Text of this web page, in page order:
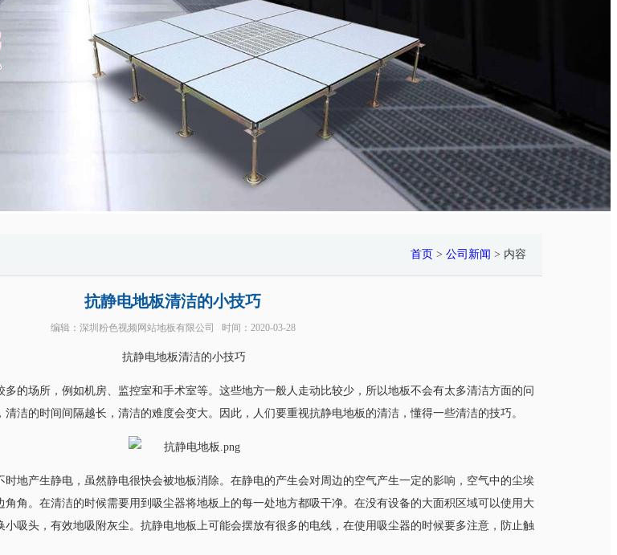
首页 > 公司新闻 > 内容
抗静电地板清洁的小技巧
编辑： 深圳粉色视频网站地板有限公司 时间：2020-03-28
抗静电地板清洁的小技巧
场所，例如机房、监控室和手术室等。这些地方一般人走动比较少，所以地板不会有太多清洁方面的问
清洁的时间间隔越长，清洁的难度会变大。因此，人们要重视抗静电地板的清洁，懂得一些清洁的技巧。
产生静电，虽然静电很快会被地板消除。在静电的产生会对周边的空气产生一定的影响，空气中的尘埃
角角。在清洁的时候需要用到吸尘器将地板上的每一处地方都吸干净。在没有设备的大面积区域可以使用大
小吸头，有效地吸附灰尘。抗静电地板上可能会摆放有很多的电线，在使用吸尘器的时候要多注意，防止触